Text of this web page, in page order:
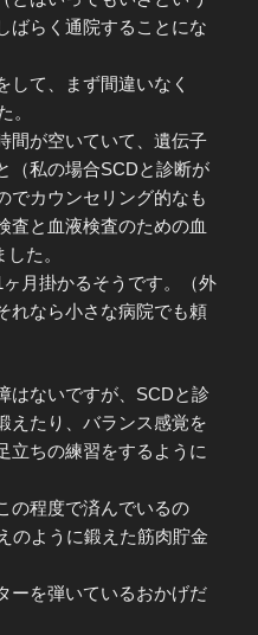
ばらく通院することにな
して、まず間違いなく
。
間が空いていて、遺伝子
（私の場合SCDと診断が
でカウンセリング的なも
査と血液検査のための血
た。
月掛かるそうです。（外
れなら小さな病院でも頼
はないですが、SCDと診
えたり、バランス感覚を
立ちの練習をするように
の程度で済んでいるの
のように鍛えた筋肉貯金
ーを弾いているおかげだ